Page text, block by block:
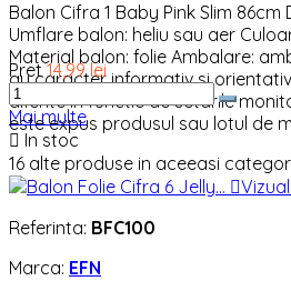
Balon Cifra 1 Baby Pink Slim 86cm
Umflare balon: heliu sau aer
Material balon: folie Ambalare:
au caracter informativ si
diferite in functie de setarile
este expus produsul sau lotul de
Pret 14,99 lei
Mai multe
 In stoc
16 alte produse in aceeasi

Referinta: BFC100
Marca: EFN